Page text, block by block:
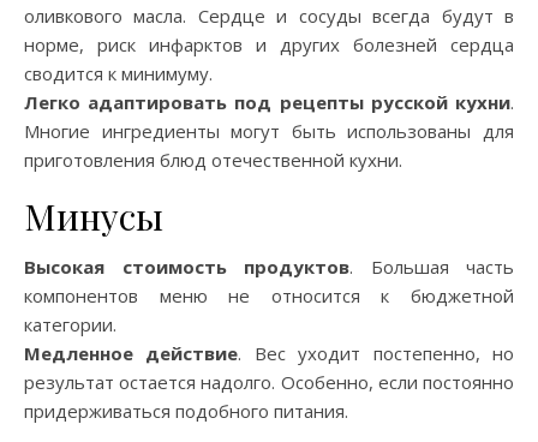
оливкового масла. Сердце и сосуды всегда будут в
норме, риск инфарктов и других болезней сердца
сводится к минимуму.
Легко адаптировать под рецепты русской кухни.
Многие ингредиенты могут быть использованы для
приготовления блюд отечественной кухни.
Минусы
Высокая стоимость продуктов. Большая часть
компонентов меню не относится к бюджетной
категории.
Медленное действие. Вес уходит постепенно, но
результат остается надолго. Особенно, если постоянно
придерживаться подобного питания.